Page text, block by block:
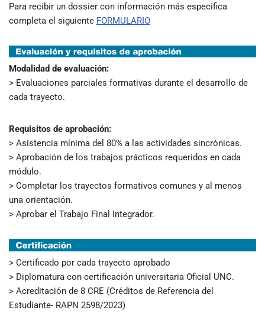
Para recibir un dossier con información más especifica
completa el siguiente FORMULARIO
Modalidad de evaluación:
> Evaluaciones parciales formativas durante el desarrollo de
cada trayecto.
Requisitos de aprobación:
> Asistencia mínima del 80% a las actividades sincrónicas.
> Aprobación de los trabajos prácticos requeridos en cada
módulo.
> Completar los trayectos formativos comunes y al menos
una orientación.
> Aprobar el Trabajo Final Integrador.
> Certificado por cada trayecto aprobado
> Diplomatura con certificación universitaria Oficial UNC.
> Acreditación de 8 CRE (Créditos de Referencia del
Estudiante- RAPN 2598/2023)